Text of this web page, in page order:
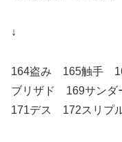
↓
164盗み 165触手
ブリザド 169サン
171デス 172スリプ